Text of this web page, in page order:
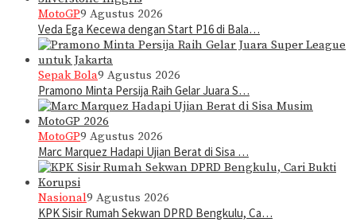
MotoGP9 Agustus 2026
Veda Ega Kecewa dengan Start P16 di Bala…
Sepak Bola9 Agustus 2026
Pramono Minta Persija Raih Gelar Juara S…
MotoGP9 Agustus 2026
Marc Marquez Hadapi Ujian Berat di Sisa …
Nasional9 Agustus 2026
KPK Sisir Rumah Sekwan DPRD Bengkulu, Ca…